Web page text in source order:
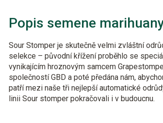
Popis semene
Sour Stomper je skutečně velmi zvláštní
selekce – původní křížení proběhlo se
vynikajícím hroznovým samcem
společností GBD a poté předána nám,
patří mezi naše tři nejlepší automatické
linii Sour stomper pokračovali i v budoucnu.